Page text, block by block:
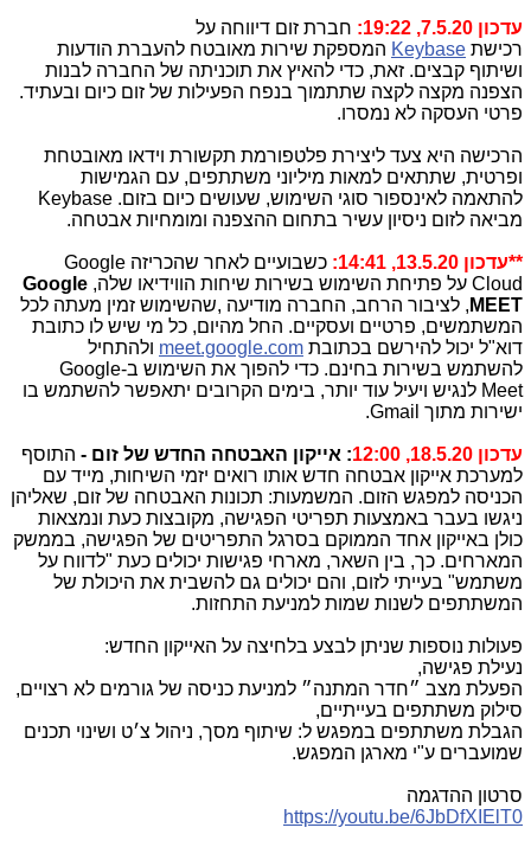
עדכון 7.5.20, 19:22:
חברת זום דיווחה על
רכישת Keybase המספקת שירות מאובטח להעברת הודעות
ושיתוף קבצים. זאת, כדי להאיץ את תוכניתה של החברה לבנות
הצפנה מקצה לקצה שתתמוך בנפח הפעילות של זום כיום ובעתיד.
פרטי העסקה לא נמסרו.
הרכישה היא צעד ליצירת פלטפורמת תקשורת וידאו מאובטחת
ופרטית, שתתאים למאות מיליוני משתתפים, עם הגמישות
להתאמה לאינספור סוגי השימוש, שעושים כיום בזום. Keybase
מביאה לזום ניסיון עשיר בתחום ההצפנה ומומחיות אבטחה.
**עדכון 13.5.20, 14:41: כשבועיים לאחר שהכריזה Google
Cloud על פתיחת השימוש בשירות שיחות הווידיאו שלה, Google
MEET , לציבור הרחב, החברה מודיעה ,שהשימוש זמין מעתה לכל
המשתמשים, פרטיים ועסקיים. החל מהיום, כל מי שיש לו כתובת
דוא"ל יכול להירשם בכתובת meet.google.com ולהתחיל
להשתמש בשירות בחינם. כדי להפוך את השימוש ב-Google
Meet לנגיש ויעיל עוד יותר, בימים הקרובים יתאפשר להשתמש בו
ישירות מתוך Gmail
.
עדכון 18.5.20, 12:00 : אייקון האבטחה החדש של זום - התוסף
למערכת אייקון אבטחה חדש אותו רואים יזמי השיחות, מייד עם
הכניסה למפגש הזום. המשמעות: תכונות האבטחה של זום, שאליהן
ניגשו בעבר באמצעות תפריטי הפגישה, מקובצות כעת ונמצאות
כולן באייקון אחד הממוקם בסרגל התפריטים של הפגישה, בממשק
המארחים. כך, בין השאר, מארחי פגישות יכולים כעת "לדווח על
משתמש" בעייתי לזום, והם יכולים גם להשבית את היכולת של
המשתתפים לשנות שמות למניעת התחזות.
פעולות נוספות שניתן לבצע בלחיצה על האייקון החדש:
נעילת פגישה,
הפעלת מצב ״חדר המתנה״ למניעת כניסה של גורמים לא רצויים,
סילוק משתתפים בעייתיים,
הגבלת משתתפים במפגש ל: שיתוף מסך, ניהול צ׳ט ושינוי תכנים
שמועברים ע"י מארגן המפגש.
סרטון ההדגמה
https://youtu.be/6JbDfXIElT0